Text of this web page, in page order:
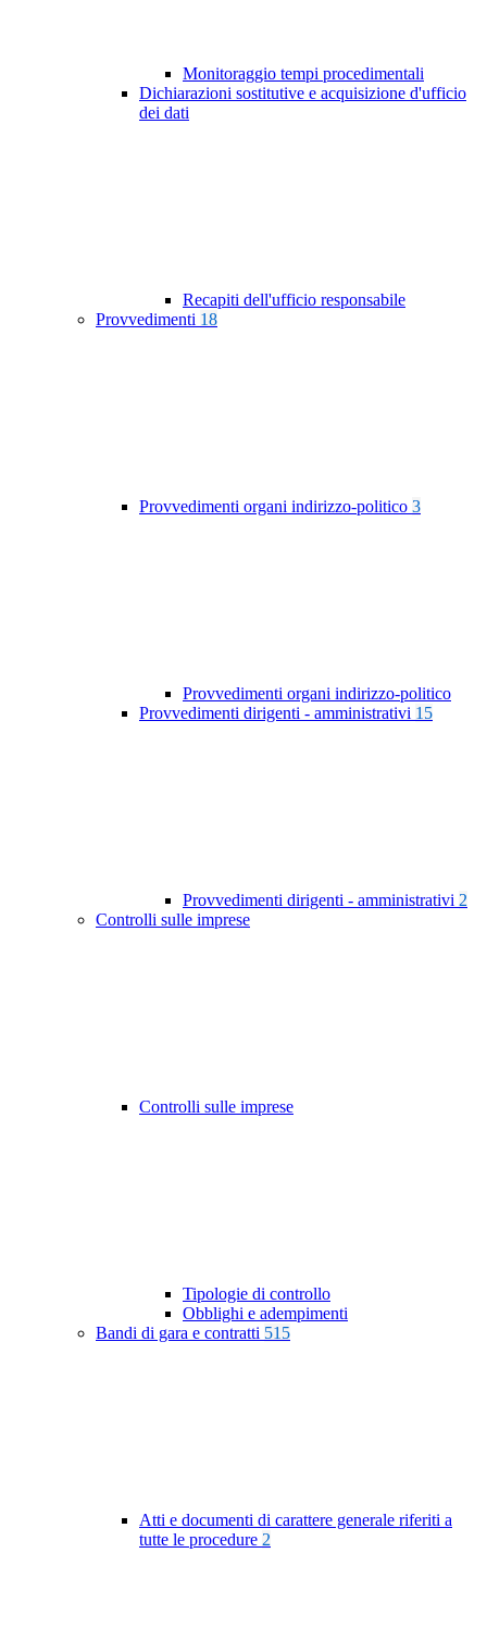
Monitoraggio tempi procedimentali
Dichiarazioni sostitutive e acquisizione d'ufficio
dei dati
Recapiti dell'ufficio responsabile
Provvedimenti 18
Provvedimenti organi indirizzo-politico 3
Provvedimenti organi indirizzo-politico
Provvedimenti dirigenti - amministrativi 15
Provvedimenti dirigenti - amministrativi 2
Controlli sulle imprese
Controlli sulle imprese
Tipologie di controllo
Obblighi e adempimenti
Bandi di gara e contratti 515
Atti e documenti di carattere generale riferiti a
tutte le procedure 2